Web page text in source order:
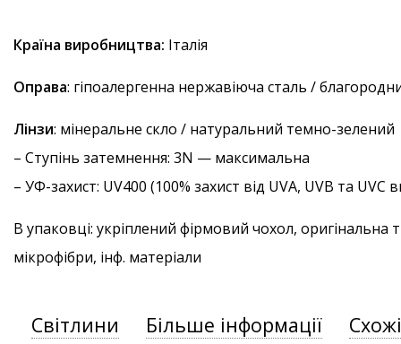
Країна виробництва: Італія
Оправа: гіпоалергенна нержавіюча сталь /
Лінзи: мінеральне скло / натуральний темно-зелений
– Ступінь затемнення: 3N — максимальна
– УФ-захист: UV400 (100% захист від UVA, UVB та
В упаковці: укріплений фірмовий чохол, оригінальна
мікрофібри, інф. матеріали
Світлини Більше інформації